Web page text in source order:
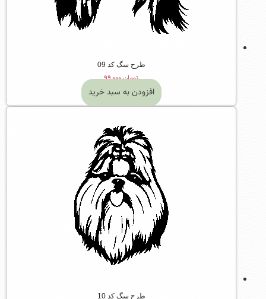
طرح سگ کد 09
تومان۹۹,۰۰۰
افزودن به سبد خرید
طرح سگ کد 10